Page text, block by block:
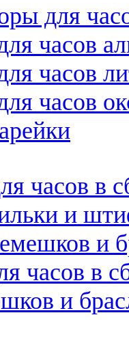
для
часов
часов
часов
часов в
и
и
часов в
и